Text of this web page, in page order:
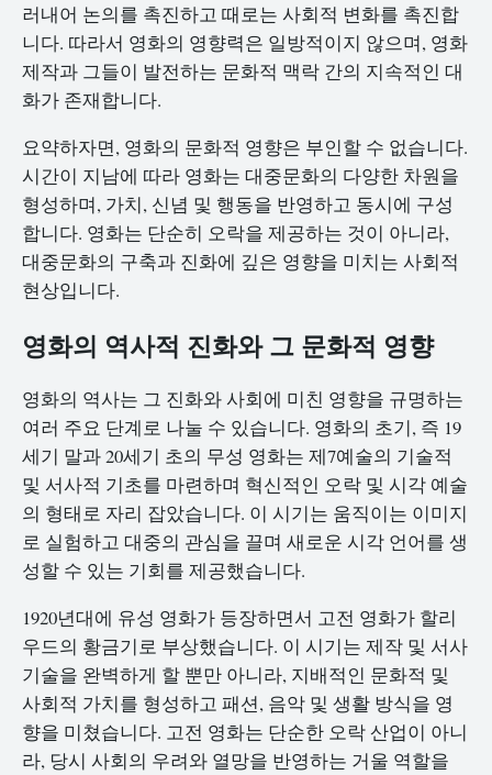
러내어 논의를 촉진하고 때로는 사회적 변화를 촉진합
니다. 따라서 영화의 영향력은 일방적이지 않으며, 영화
제작과 그들이 발전하는 문화적 맥락 간의 지속적인 대
화가 존재합니다.
요약하자면, 영화의 문화적 영향은 부인할 수 없습니다.
시간이 지남에 따라 영화는 대중문화의 다양한 차원을
형성하며, 가치, 신념 및 행동을 반영하고 동시에 구성
합니다. 영화는 단순히 오락을 제공하는 것이 아니라,
대중문화의 구축과 진화에 깊은 영향을 미치는 사회적
현상입니다.
영화의 역사적 진화와 그 문화적 영향
영화의 역사는 그 진화와 사회에 미친 영향을 규명하는
여러 주요 단계로 나눌 수 있습니다. 영화의 초기, 즉 19
세기 말과 20세기 초의 무성 영화는 제7예술의 기술적
및 서사적 기초를 마련하며 혁신적인 오락 및 시각 예술
의 형태로 자리 잡았습니다. 이 시기는 움직이는 이미지
로 실험하고 대중의 관심을 끌며 새로운 시각 언어를 생
성할 수 있는 기회를 제공했습니다.
1920년대에 유성 영화가 등장하면서 고전 영화가 할리
우드의 황금기로 부상했습니다. 이 시기는 제작 및 서사
기술을 완벽하게 할 뿐만 아니라, 지배적인 문화적 및
사회적 가치를 형성하고 패션, 음악 및 생활 방식을 영
향을 미쳤습니다. 고전 영화는 단순한 오락 산업이 아니
라, 당시 사회의 우려와 열망을 반영하는 거울 역할을